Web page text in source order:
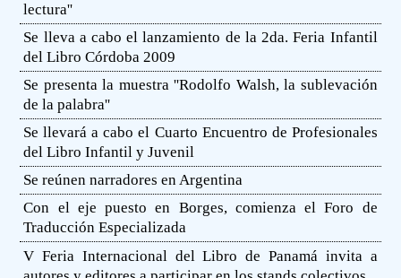
lectura''
Se lleva a cabo el lanzamiento de la 2da. Feria Infantil
del Libro Córdoba 2009
Se presenta la muestra ''Rodolfo Walsh, la sublevación
de la palabra''
Se llevará a cabo el Cuarto Encuentro de Profesionales
del Libro Infantil y Juvenil
Se reúnen narradores en Argentina
Con el eje puesto en Borges, comienza el Foro de
Traducción Especializada
V Feria Internacional del Libro de Panamá invita a